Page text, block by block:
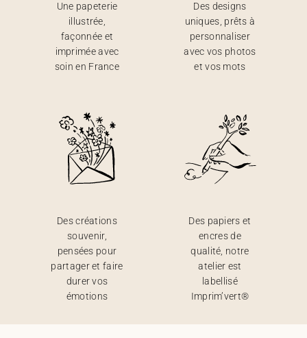
Une papeterie
illustrée,
façonnée et
imprimée avec
soin en France
Des designs
uniques, prêts à
personnaliser
avec vos photos
et vos mots
Des créations
souvenir,
pensées pour
partager et faire
durer vos
émotions
Des papiers et
encres de
qualité, notre
atelier est
labellisé
Imprim’vert®